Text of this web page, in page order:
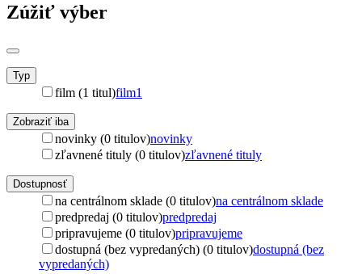
Zúžiť výber
Typ
film (1 titul)film1
Zobraziť iba
novinky (0 titulov)novinky
zľavnené tituly (0 titulov)zľavnené tituly
Dostupnosť
na centrálnom sklade (0 titulov)na centrálnom sklade
predpredaj (0 titulov)predpredaj
pripravujeme (0 titulov)pripravujeme
dostupná (bez vypredaných) (0 titulov)dostupná (bez
vypredaných)